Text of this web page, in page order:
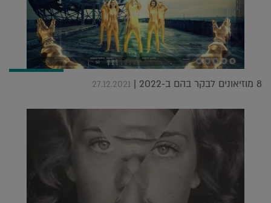
8 מוזיאונים לבקר בהם ב-2022 | 27.12.2021